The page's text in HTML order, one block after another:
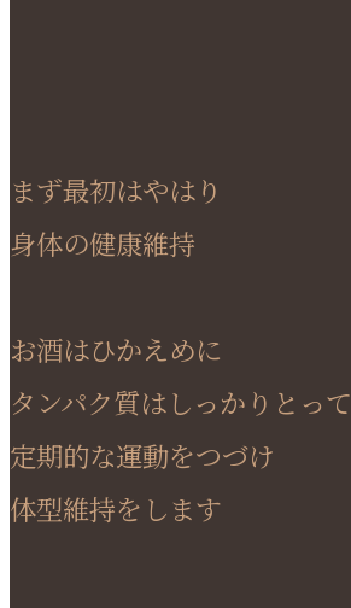
まず最初はやはり
身体の健康維持
お酒はひかえめに
タンパク質はしっかりとって
定期的な運動をつづけ
体型維持をします